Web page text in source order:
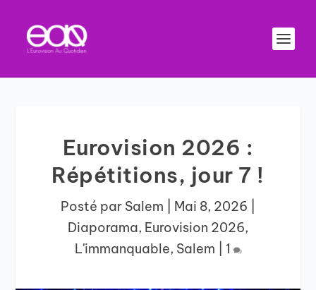
Eurovision 2026 :
Répétitions, jour 7 !
Posté par Salem Mai 8, 2026
Diaporama, Eurovision 2026,
L'immanquable, Salem 1